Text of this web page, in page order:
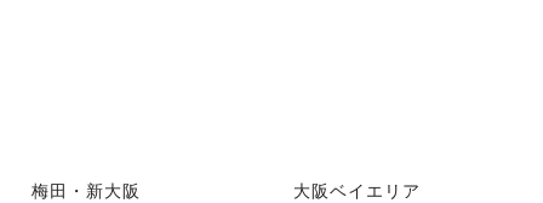
梅田・新大阪 大阪ベイエリア